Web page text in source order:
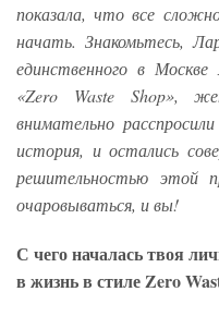
показала, что все
начать. Знакомьтесь,
единственного в
«Zero Waste Shop»,
внимательно
история, и остались
решительностью этой
очаровываться, и вы!
С чего началась твоя
в жизнь в стиле Zero